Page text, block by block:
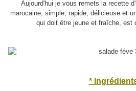
Aujourd'hui je vous remets la recette
marocaine, simple, rapide, délicieuse et
qui doit être jeune et fraîche, est
*